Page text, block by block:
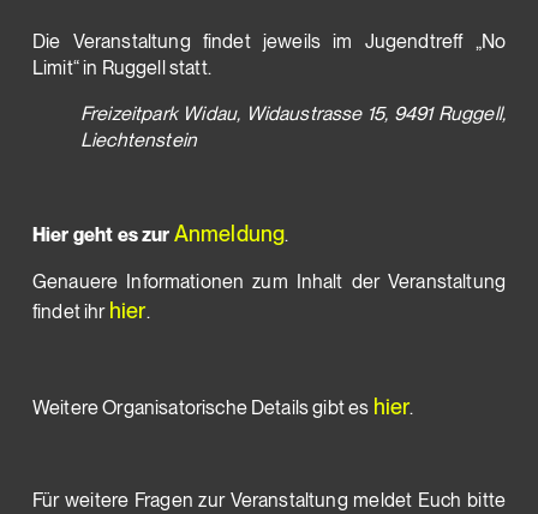
Die Veranstaltung findet jeweils im Jugendtreff „No
Limit“ in Ruggell statt.
Freizeitpark Widau, Widaustrasse 15, 9491 Ruggell,
Liechtenstein
Hier geht es zur Anmeldung.
Genauere Informationen zum Inhalt der Veranstaltung
findet ihr hier.
Weitere Organisatorische Details gibt es hier.
Für weitere Fragen zur Veranstaltung meldet Euch bitte